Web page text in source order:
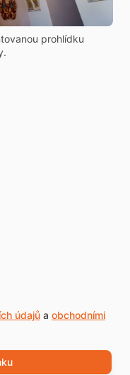
prohlídku
údajůa obchodními